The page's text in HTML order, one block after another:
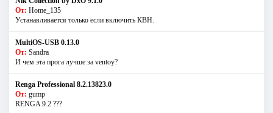
От: Home_135
Устанавливается только если включить КВН.
MultiOS-USB 0.13.0
От: Sandra
И чем эта прога лучше за ventoy?
Renga Professional 8.2.13823.0
От: gump
RENGA 9.2 ???